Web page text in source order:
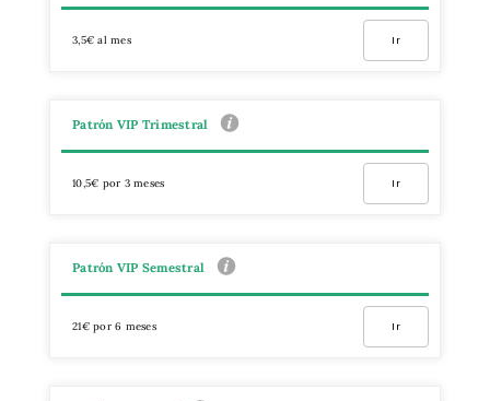
3,5€ al mes Ir
Patrón VIP Trimestral
10,5€ por 3 meses Ir
Patrón VIP Semestral
21€ por 6 meses Ir